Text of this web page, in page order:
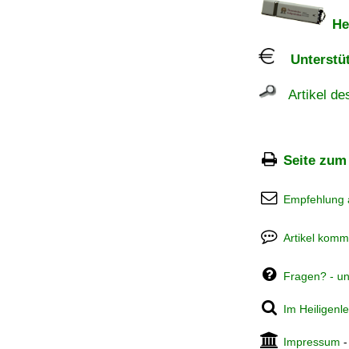
Artikel
Seite
Empfehlung
Artikel
Fragen? -
Im
Impressum -